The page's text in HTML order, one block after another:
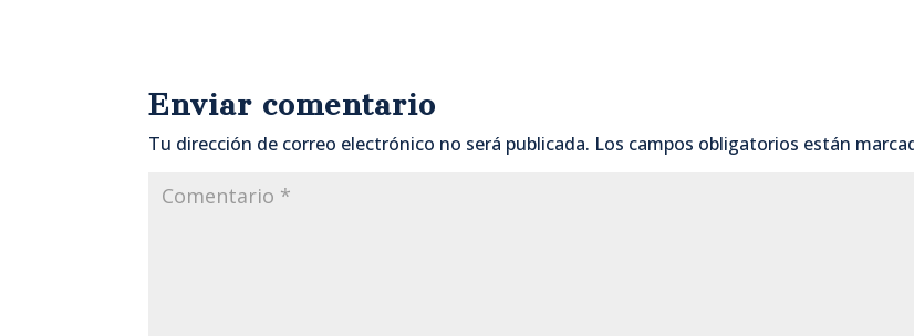
b t s a
Enviar comentario
Tu dirección de correo electrónico no será publicada. Los campos obligatorios están